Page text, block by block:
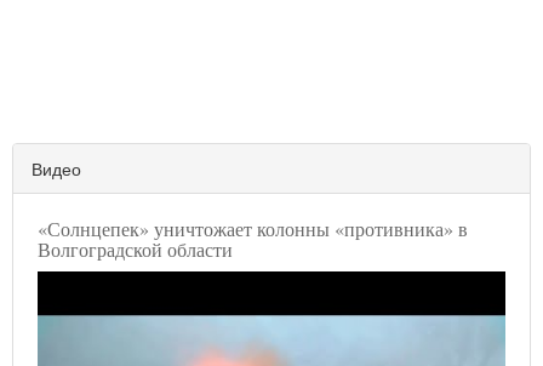
Видео
«Солнцепек» уничтожает колонны «противника» в
Волгоградской области